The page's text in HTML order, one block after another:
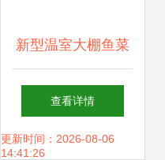
新型温室大棚鱼菜
共生 工厂化循环种
植与水产品养殖的
查看详情
更新时间：2026-08-06
14:41:26